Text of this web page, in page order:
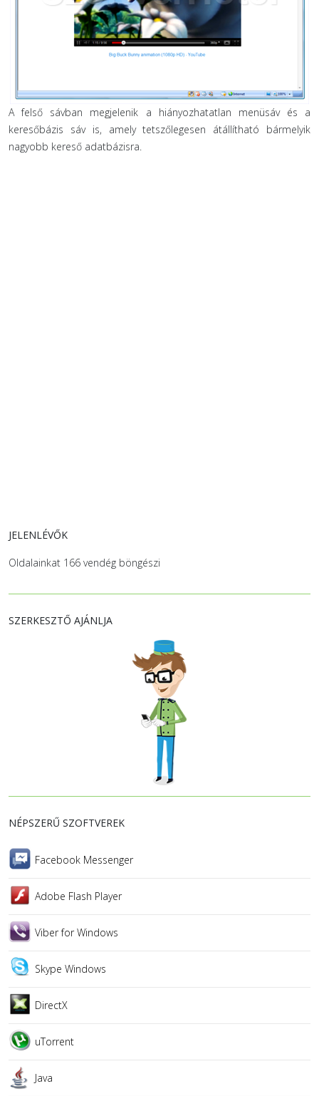
A felső sávban megjelenik a hiányozhatatlan menüsáv és a
keresőbázis sáv is, amely tetszőlegesen átállítható bármelyik
nagyobb kereső adatbázisra.
JELENLÉVŐK
Oldalainkat 166 vendég böngészi
SZERKESZTŐ AJÁNLJA
NÉPSZERŰ SZOFTVEREK
Facebook Messenger
Adobe Flash Player
Viber for Windows
Skype Windows
DirectX
uTorrent
Java